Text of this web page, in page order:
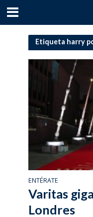
Etiqueta harry
ENTÉRATE
Varitas
Londres